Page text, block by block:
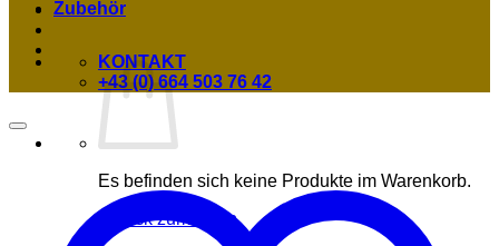
Es befinden sich keine Produkte im Warenkorb.
Zurück zum Shop
Zubehör
KONTAKT
+43 (0) 664 503 76 42